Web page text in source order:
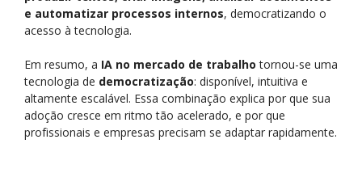
e automatizar processos internos, democratizando o
acesso à tecnologia.
Em resumo, a IA no mercado de trabalho tornou-se uma
tecnologia de democratização: disponível, intuitiva e
altamente escalável. Essa combinação explica por que sua
adoção cresce em ritmo tão acelerado, e por que
profissionais e empresas precisam se adaptar rapidamente.